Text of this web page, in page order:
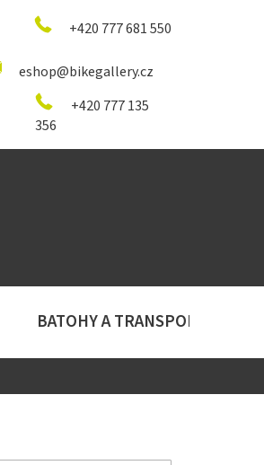
+420 777 681 550
eshop@bikegallery.cz
+420 777 135
356
BATOHY A TRANSPORT